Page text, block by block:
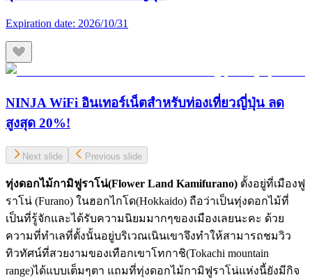
Expiration date: 2026/10/31
NINJA WiFi อินเทอร์เน็ตสำหรับท่องเที่ยวญี่ปุ่น ลด
สูงสุด 20%!
Next slide Previous slide
ทุ่งดอกไม้กามิฟูราโน่(Flower Land Kamifurano) ตั้งอยู่ที่เมืองฟู
ราโน่ (Furano) ในฮอกไกโด(Hokkaido) ถือว่าเป็นทุ่งดอกไม้ที่
เป็นที่รู้จักและได้รับความนิยมมากๆของเมืองเลยนะคะ ด้วย
ความที่ทำเลที่ตั้งนั้นอยู่บริเวณเนินเขาจึงทำให้สามารถชมวิว
ทิวทัศน์ที่สวยงามของเทือกเขาโทกาชิ(Tokachi mountain
range)ได้แบบเต็มๆตา แถมที่ทุ่งดอกไม้กามิฟูราโน่แห่งนี้ยังมีกิจ